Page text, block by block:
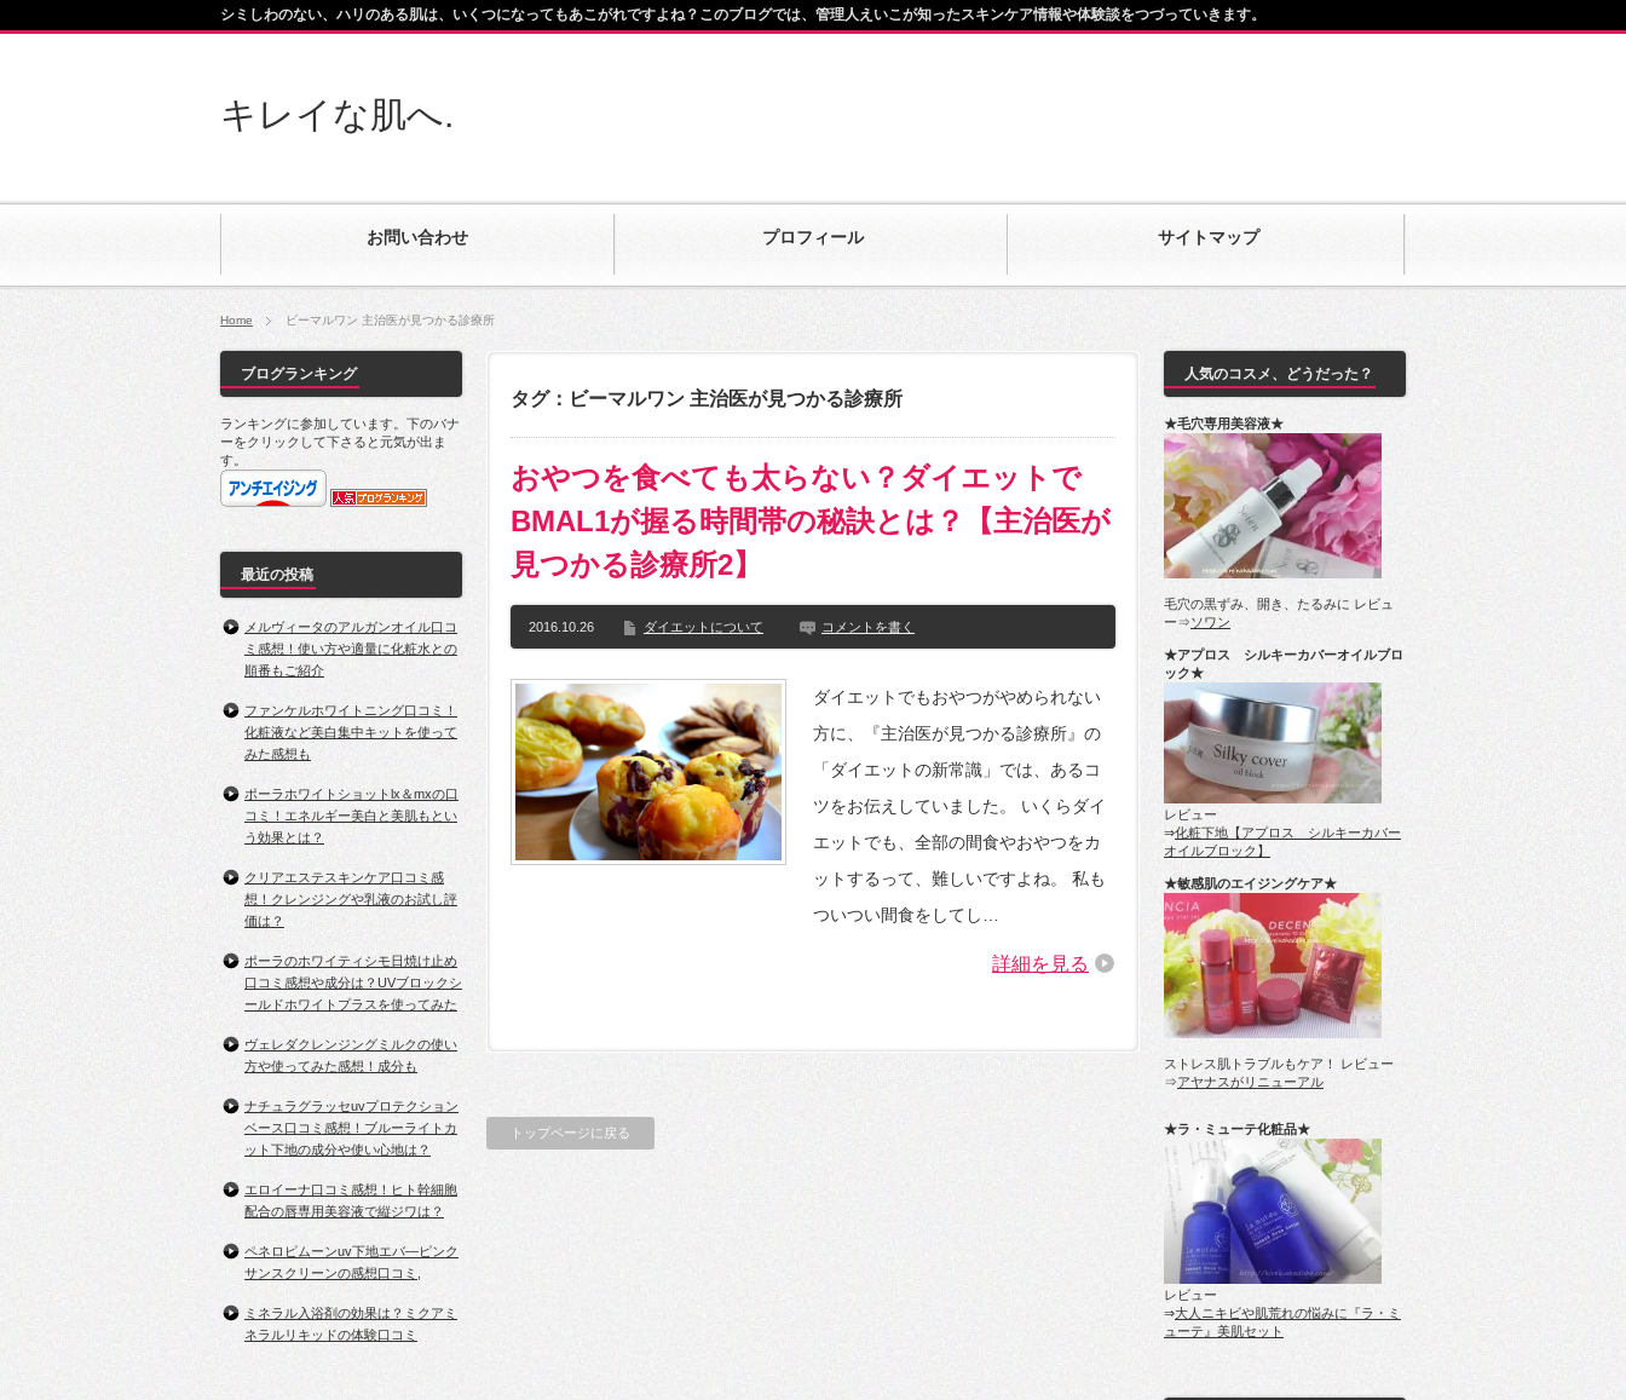
キレイな肌へ.
お問い合わせ プロフィール サイトマップ
シミしわのない、ハリのある肌は、いくつになってもあこがれですよね？このブログでは、管理人えいこが知ったスキンケア情報や体験談をつづっていきます。
Home ビーマルワン 主治医が見つかる診療所
タグ：ビーマルワン 主治医が見つかる診療所
おやつを食べても太らない？ダイエットで
BMAL1が握る時間帯の秘訣とは？【主治医が
見つかる診療所2】
2016.10.26 ダイエットについて コメントを書く
ダイエットでもおやつがやめられない
方に、『主治医が見つかる診療所』の
「ダイエットの新常識」では、あるコ
ツをお伝えしていました。 いくらダイ
エットでも、全部の間食やおやつをカ
ットするって、難しいですよね。 私も
ついつい間食をしてし…
詳細を見る
トップページに戻る
ブログランキング
ランキングに参加しています。下のバナ
ーをクリックして下さると元気が出ま
す。
最近の投稿
メルヴィータのアルガンオイル口コ
ミ感想！使い方や適量に化粧水との
順番もご紹介
ファンケルホワイトニング口コミ！
化粧液など美白集中キットを使って
みた感想も
ポーラホワイトショットlx＆mxの口
コミ！エネルギー美白と美肌もとい
う効果とは？
クリアエステスキンケア口コミ感
想！クレンジングや乳液のお試し評
価は？
ポーラのホワイティシモ日焼け止め
口コミ感想や成分は？UVブロックシ
ールドホワイトプラスを使ってみた
ヴェレダクレンジングミルクの使い
方や使ってみた感想！成分も
ナチュラグラッセuvプロテクション
ベース口コミ感想！ブルーライトカ
ット下地の成分や使い心地は？
エロイーナ口コミ感想！ヒト幹細胞
配合の唇専用美容液で縦ジワは？
ペネロピムーンuv下地エバ―ピンク
サンスクリーンの感想口コミ,
ミネラル入浴剤の効果は？ミクアミ
ネラルリキッドの体験口コミ
人気のコスメ、どうだった？
★毛穴専用美容液★
毛穴の黒ずみ、開き、たるみに レビュ
ー⇒ソワン
★アプロス シルキーカバーオイルブロ
ック★
レビュー
⇒化粧下地【アプロス シルキーカバー
オイルブロック】
★敏感肌のエイジングケア★
ストレス肌トラブルもケア！ レビュー
⇒アヤナスがリニューアル
★ラ・ミューテ化粧品★
レビュー
⇒大人ニキビや肌荒れの悩みに『ラ・ミ
ューテ』美肌セット